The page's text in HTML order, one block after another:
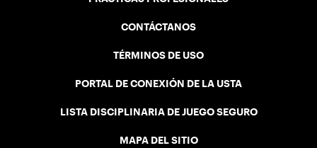
CONTÁCTANOS
TÉRMINOS DE USO
PORTAL DE CONEXIÓN DE LA USTA
LISTA DISCIPLINARIA DE JUEGO SEGURO
MAPA DEL SITIO